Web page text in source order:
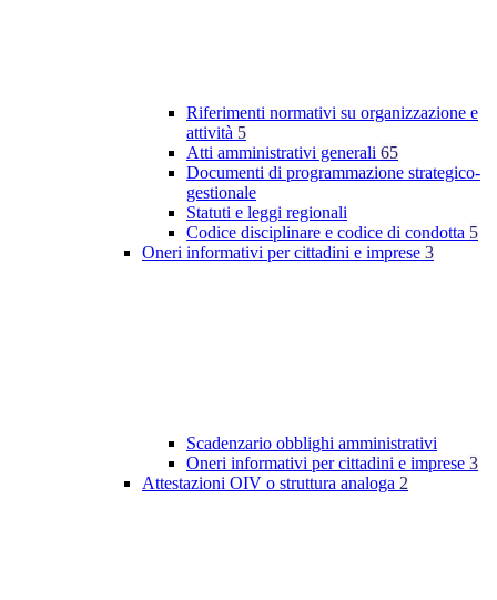
Riferimenti normativi su organizzazione e
attività 5
Atti amministrativi generali 65
Documenti di programmazione strategico-
gestionale
Statuti e leggi regionali
Codice disciplinare e codice di condotta 5
Oneri informativi per cittadini e imprese 3
Scadenzario obblighi amministrativi
Oneri informativi per cittadini e imprese 3
Attestazioni OIV o struttura analoga 2